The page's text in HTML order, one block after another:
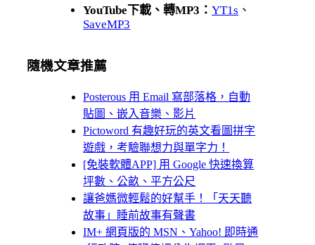
YouTube下載、轉MP3：YT1s 、
SaveMP3
隨機文章推薦
Posterous 用 Email 寫部落格，自動
貼圖、嵌入音樂、影片
Pictoword 有趣好玩的英文看圖拼字
遊戲，考驗聯想力與單字力！
[免裝軟體APP] 用 Google 快速換算
坪數、公畝、平方公尺
讓爸媽微輕鬆的好幫手！「天天聽
故事」睡前故事有聲書
IM+ 網頁版的 MSN、Yahoo! 即時通